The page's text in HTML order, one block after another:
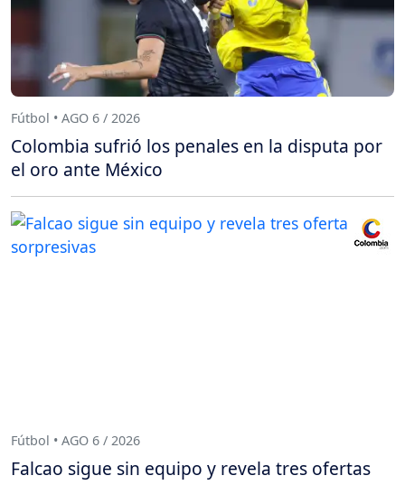
Fútbol • AGO 6 / 2026
Colombia sufrió los penales en la disputa por
el oro ante México
Fútbol • AGO 6 / 2026
Falcao sigue sin equipo y revela tres ofertas